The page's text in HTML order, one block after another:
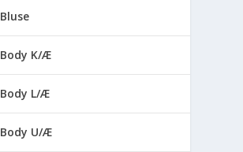
Bluse
Body K/Æ
Body L/Æ
Body U/Æ